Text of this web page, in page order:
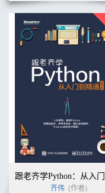
齐伟 (作者)